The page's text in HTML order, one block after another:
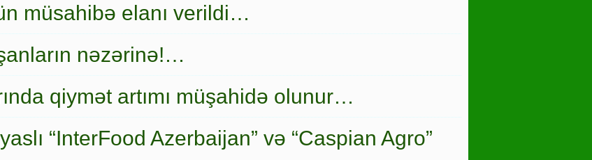
müsahibə elanı verildi…
nəzərinə!…
qiymət artımı müşahidə olunur…
“InterFood Azerbaijan” və “Caspian Agro”